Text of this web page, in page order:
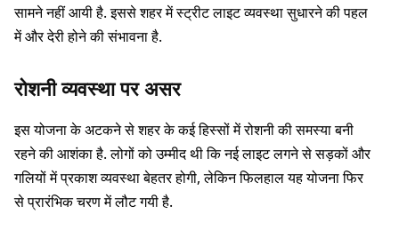
सामने नहीं आयी है. इससे शहर में स्ट्रीट लाइट व्यवस्था सुधारने की पहल
में और देरी होने की संभावना है.
रोशनी व्यवस्था पर असर
इस योजना के अटकने से शहर के कई हिस्सों में रोशनी की समस्या बनी
रहने की आशंका है. लोगों को उम्मीद थी कि नई लाइट लगने से सड़कों और
गलियों में प्रकाश व्यवस्था बेहतर होगी, लेकिन फिलहाल यह योजना फिर
से प्रारंभिक चरण में लौट गयी है.